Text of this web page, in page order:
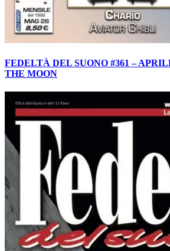
FEDELTÀ DEL SUONO #361 –
THE MOON